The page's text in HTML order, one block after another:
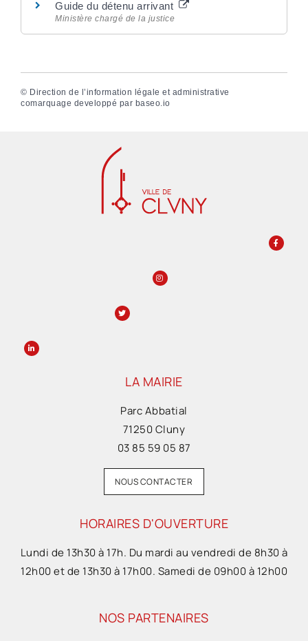
Guide du détenu arrivant
Ministère chargé de la justice
© Direction de l’information légale et administrative
comarquage developpé par baseo.io
LA MAIRIE
Parc Abbatial
71250 Cluny
03 85 59 05 87
NOUS CONTACTER
HORAIRES D'OUVERTURE
Lundi de 13h30 à 17h. Du mardi au vendredi de 8h30 à
12h00 et de 13h30 à 17h00. Samedi de 09h00 à 12h00
NOS PARTENAIRES